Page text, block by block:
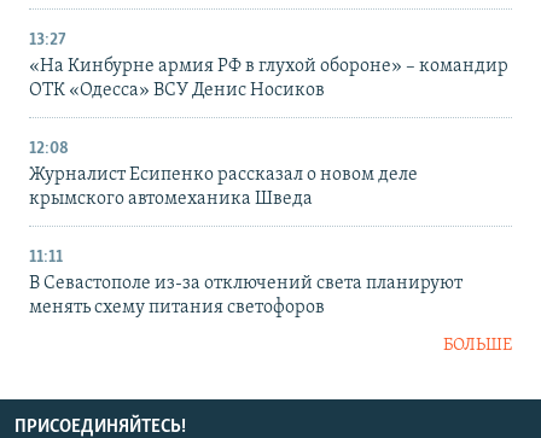
13:27
«На Кинбурне армия РФ в глухой обороне» – командир
ОТК «Одесса» ВСУ Денис Носиков
12:08
Журналист Есипенко рассказал о новом деле
крымского автомеханика Шведа
11:11
В Севастополе из-за отключений света планируют
менять схему питания светофоров
БОЛЬШЕ
ПРИСОЕДИНЯЙТЕСЬ!